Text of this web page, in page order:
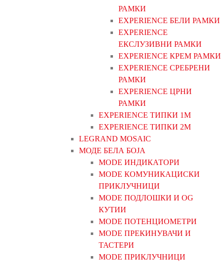
РАМКИ
EXPERIENCE БЕЛИ РАМКИ
EXPERIENCE
ЕКСЛУЗИВНИ РАМКИ
EXPERIENCE КРЕМ РАМКИ
EXPERIENCE СРЕБРЕНИ
РАМКИ
EXPERIENCE ЦРНИ
РАМКИ
EXPERIENCE ТИПКИ 1M
EXPERIENCE ТИПКИ 2М
LEGRAND MOSAIC
МОДЕ БЕЛА БОЈА
MODE ИНДИКАТОРИ
MODE КОМУНИКАЦИСКИ
ПРИКЛУЧНИЦИ
MODE ПОДЛОШКИ И OG
КУТИИ
MODE ПОТЕНЦИОМЕТРИ
MODE ПРEКИНУВАЧИ И
ТАСТЕРИ
MODE ПРИКЛУЧНИЦИ